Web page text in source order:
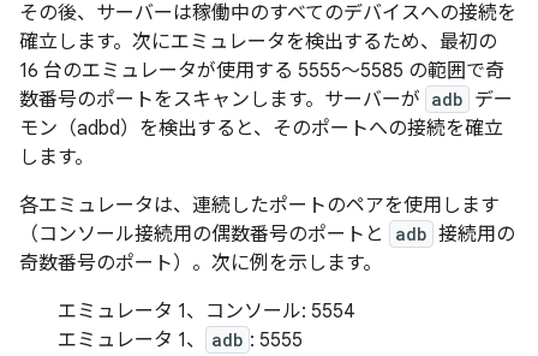
その後、サーバーは稼働中のすべてのデバイスへの接続を
確立します。次にエミュレータを検出するため、最初の
16 台のエミュレータが使用する 5555～5585 の範囲で奇
数番号のポートをスキャンします。サーバーが adb デー
モン（adbd）を検出すると、そのポートへの接続を確立
します。
各エミュレータは、連続したポートのペアを使用します
（コンソール接続用の偶数番号のポートと
adb 接続用の
奇数番号のポート）。次に例を示します。
エミュレータ 1、コンソール: 5554
エミュレータ 1、
adb : 5555